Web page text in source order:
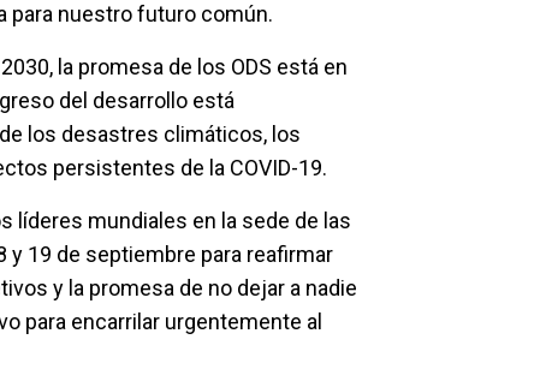
para nuestro futuro común.
la promesa de los ODS está en
del desarrollo está
los desastres climáticos, los
persistentes de la COVID-19.
líderes mundiales en la sede de las
y 19 de septiembre para reafirmar
y la promesa de no dejar a nadie
para encarrilar urgentemente al